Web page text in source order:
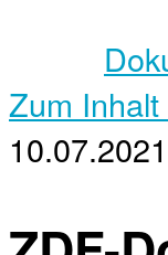
Zum
10.07.2021